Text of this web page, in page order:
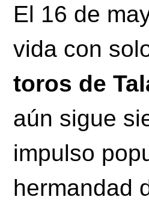
El 16 de
vida con
toros de
aún sigue
impulso
hermandad